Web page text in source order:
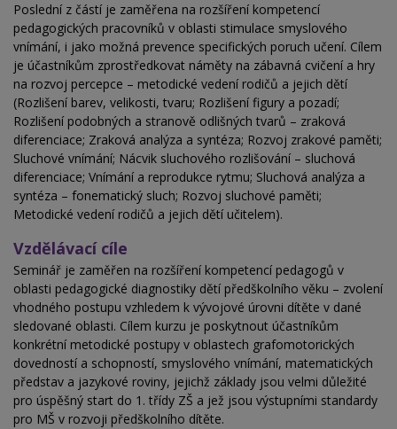
Poslední z částí je zaměřena na rozšíření kompetencí
pedagogických pracovníků v oblasti stimulace smyslového
vnímání, i jako možná prevence specifických poruch učení. Cílem
je účastníkům zprostředkovat náměty na zábavná cvičení a hry
na rozvoj percepce – metodické vedení rodičů a jejich dětí
(Rozlišení barev, velikosti, tvaru; Rozlišení figury a pozadí;
Rozlišení podobných a stranově odlišných tvarů – zraková
diferenciace; Zraková analýza a syntéza; Rozvoj zrakové paměti;
Sluchové vnímání; Nácvik sluchového rozlišování – sluchová
diferenciace; Vnímání a reprodukce rytmu; Sluchová analýza a
syntéza – fonematický sluch; Rozvoj sluchové paměti;
Metodické vedení rodičů a jejich dětí učitelem).
Vzdělávací cíle
Seminář je zaměřen na rozšíření kompetencí pedagogů v
oblasti pedagogické diagnostiky dětí předškolního věku – zvolení
vhodného postupu vzhledem k vývojové úrovni dítěte v dané
sledované oblasti. Cílem kurzu je poskytnout účastníkům
konkrétní metodické postupy v oblastech grafomotorických
dovedností a schopností, smyslového vnímání, matematických
představ a jazykové roviny, jejichž základy jsou velmi důležité
pro úspěšný start do 1. třídy ZŠ a jež jsou výstupními standardy
pro MŠ v rozvoji předškolního dítěte.